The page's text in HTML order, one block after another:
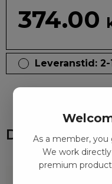
374.00
Leveranstid:
Du kanske
As a member, you
We work
premium